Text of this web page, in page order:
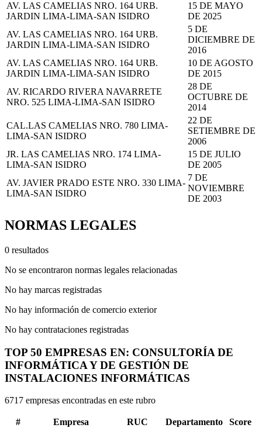
AV. LAS CAMELIAS NRO. 164 URB.
JARDIN LIMA-LIMA-SAN ISIDRO
15 DE MAYO
DE 2025
AV. LAS CAMELIAS NRO. 164 URB.
JARDIN LIMA-LIMA-SAN ISIDRO
5 DE
DICIEMBRE DE
2016
AV. LAS CAMELIAS NRO. 164 URB.
JARDIN LIMA-LIMA-SAN ISIDRO
10 DE AGOSTO
DE 2015
AV. RICARDO RIVERA NAVARRETE
NRO. 525 LIMA-LIMA-SAN ISIDRO
28 DE
OCTUBRE DE
2014
CAL.LAS CAMELIAS NRO. 780 LIMA-
LIMA-SAN ISIDRO
22 DE
SETIEMBRE DE
2006
JR. LAS CAMELIAS NRO. 174 LIMA-
LIMA-SAN ISIDRO
15 DE JULIO
DE 2005
AV. JAVIER PRADO ESTE NRO. 330 LIMA-
LIMA-SAN ISIDRO
7 DE
NOVIEMBRE
DE 2003
NORMAS LEGALES
0 resultados
No se encontraron normas legales relacionadas
No hay marcas registradas
No hay información de comercio exterior
No hay contrataciones registradas
TOP 50 EMPRESAS EN: CONSULTORÍA DE
INFORMÁTICA Y DE GESTIÓN DE
INSTALACIONES INFORMÁTICAS
6717 empresas encontradas en este rubro
# Empresa RUC Departamento
Score